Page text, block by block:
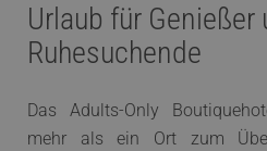
Urlaub für Genießer
Ruhesuchende
Das Adults-Only
mehr als ein Ort zum